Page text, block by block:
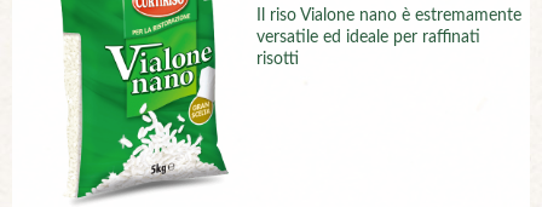
Il riso Vialone nano è estremamente
versatile ed ideale per raffinati
risotti